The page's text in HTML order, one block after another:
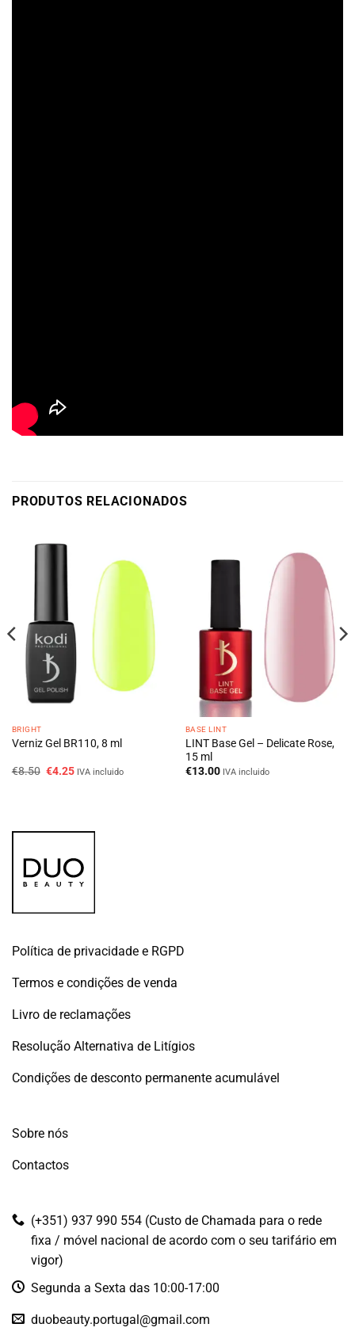
PRODUTOS RELACIONADOS
BRIGHT
Verniz Gel BR110, 8 ml
€8.50 O
€4.25OIVA incluido
BASE LINT
LINT Base Gel – Delicate Rose,
15 ml
€13.00 IVA incluido
Política de privacidade e RGPD
Termos e condições de venda
Livro de reclamações
Resolução Alternativa de Litígios
Condições de desconto permanente acumulável
Sobre nós
Contactos
(+351) 937 990 554 (Custo de Chamada para o rede
fixa / móvel nacional de acordo com o seu tarifário em
vigor)
Segunda a Sexta das 10:00-17:00
duobeauty.portugal@gmail.com